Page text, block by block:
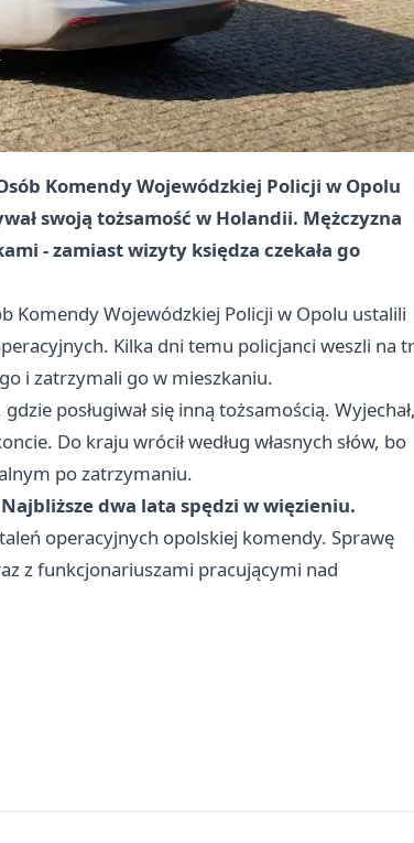
Komendy Wojewódzkiej Policji w Opolu
swoją tożsamość w Holandii. Mężczyzna
- zamiast wizyty księdza czekała go
Komendy Wojewódzkiej Policji w Opolu ustalili
Kilka dni temu policjanci weszli na
i zatrzymali go w mieszkaniu.
posługiwał się inną tożsamością.
Do kraju wrócił według własnych słów, bo
po zatrzymaniu.
Najbliższe dwa lata spędzi w więzieniu.
operacyjnych opolskiej komendy. Sprawę
z funkcjonariuszami pracującymi nad